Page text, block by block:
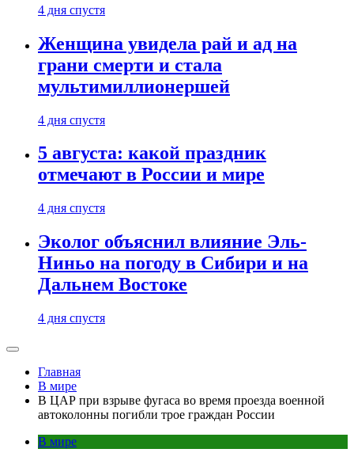
4 дня спустя
Женщина увидела рай и ад на
грани смерти и стала
мультимиллионершей
4 дня спустя
5 августа: какой праздник
отмечают в России и мире
4 дня спустя
Эколог объяснил влияние Эль-
Ниньо на погоду в Сибири и на
Дальнем Востоке
4 дня спустя
Главная
В мире
В ЦАР при взрыве фугаса во время проезда военной
автоколонны погибли трое граждан России
В мире